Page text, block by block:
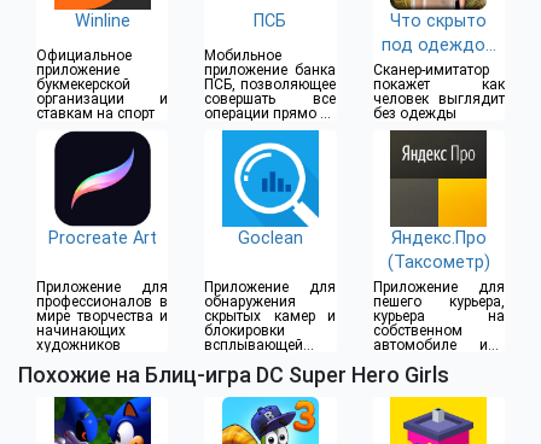
Winline
Официальное
приложение
букмекерской
организации и
ставкам на спорт
ПСБ
Мобильное
приложение банка
ПСБ, позволяющее
совершать все
операции прямо из
дома
Что скрыто
под одеждой
(18+)
Сканер-имитатор
покажет как
человек выглядит
без одежды
Procreate Art
Приложение для
профессионалов в
мире творчества и
начинающих
художников
Goclean
Приложение для
обнаружения
скрытых камер и
блокировки
всплывающей
Яндекс.Про
(Таксометр)
Приложение для
пешего курьера,
курьера на
собственном
автомобиле или
Похожие на Блиц-игра DC Super Hero Girls